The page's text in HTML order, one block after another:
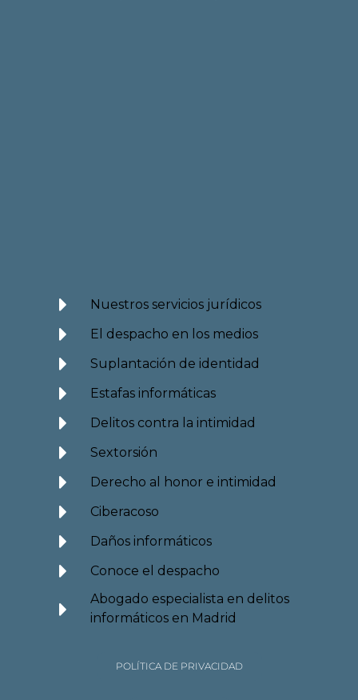
Nuestros servicios jurídicos
El despacho en los medios
Suplantación de identidad
Estafas informáticas
Delitos contra la intimidad
Sextorsión
Derecho al honor e intimidad
Ciberacoso
Daños informáticos
Conoce el despacho
Abogado especialista en delitos
informáticos en Madrid
POLÍTICA DE PRIVACIDAD